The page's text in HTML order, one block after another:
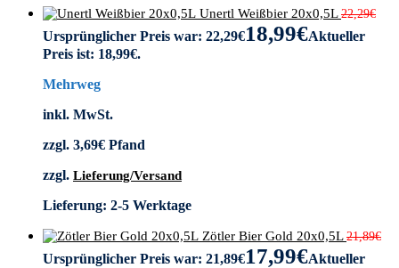
Unertl Weißbier 20x0,5L22,29€
Ursprünglicher Preis war: 22,29€18,99€Aktueller
Preis ist: 18,99€.
Mehrweg
inkl. MwSt.
zzgl. 3,69€ Pfand
zzgl. Lieferung/Versand
Lieferung: 2-5 Werktage
Zötler Bier Gold 20x0,5L21,89€
Ursprünglicher Preis war: 21,89€17,99€Aktueller